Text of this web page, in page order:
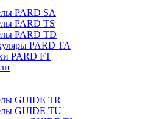
PARD SA
PARD TS
PARD TD
PARD TA
PARD FT
GUIDE TR
GUIDE TU